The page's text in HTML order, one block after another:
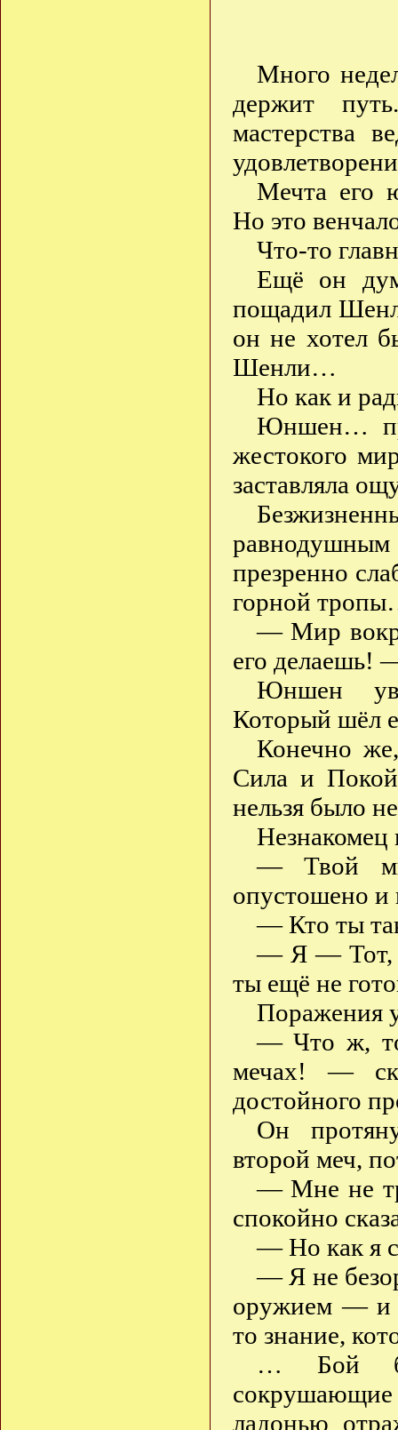
Много
держит
мастерства
Мечта его
Но это
Что-то
Ещё он
пощадил
он не хотел
Шенли…
Но как и
Юншен…
жестокого
заставляла
презренно
горной
— Мир
его делаешь!
Юншен
Который шёл
Конечно
Сила и
нельзя было
— Твой
опустошено и
— Кто ты
— Я — Тот,
ты ещё не
Поражения
— Что ж,
мечах! —
достойного
Он
второй меч,
— Мне не
спокойно
— Но как я
— Я не
оружием — и
то знание,
… Бой
ладонью